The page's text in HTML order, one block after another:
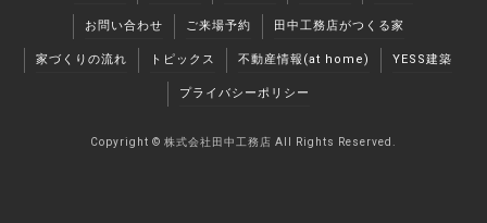
お問い合わせ ご来場予約 田中工務店がつくる家
家づくりの流れ トピックス 不動産情報(at home) YESS建築
プライバシーポリシー
Copyright ©︎ 株式会社田中工務店 All Rights Reserved.